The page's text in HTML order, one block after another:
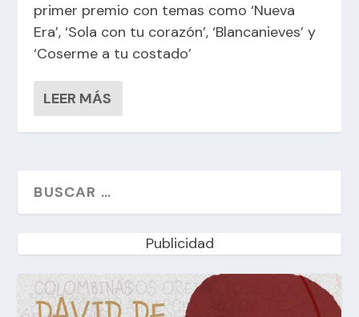
primer premio con temas como ‘Nueva
Era’, ‘Sola con tu corazón’, ‘Blancanieves’ y
‘Coserme a tu costado’
LEER MÁS
Publicidad